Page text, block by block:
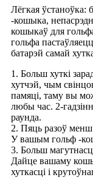
Лёгкая ўстаноўка:
-кошыка,
кошыкаў для
гольфа
батарэй самай
1. Больш хуткі
хутчэй, чым
памяці, таму вы
любы час. 2-
раунда.
2. Пяць разоў менш
У вашым гольф -
3. Больш
Дайце вашаму
хуткасці і